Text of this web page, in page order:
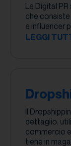
Le Digital
che
e influencer
LEGGI
Il
dettaglio,
commercio
tiene in